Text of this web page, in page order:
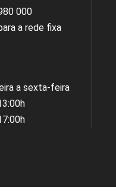
000
a rede fixa
a sexta-feira